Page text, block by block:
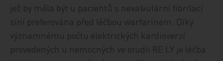
jež by měla být u pacientů s nevalvulární fibrilací
síní preferována před léčbou warfarinem. Díky
významnému počtu elektrických kardioverzí
provedených u nemocných ve studii RE LY je léčba